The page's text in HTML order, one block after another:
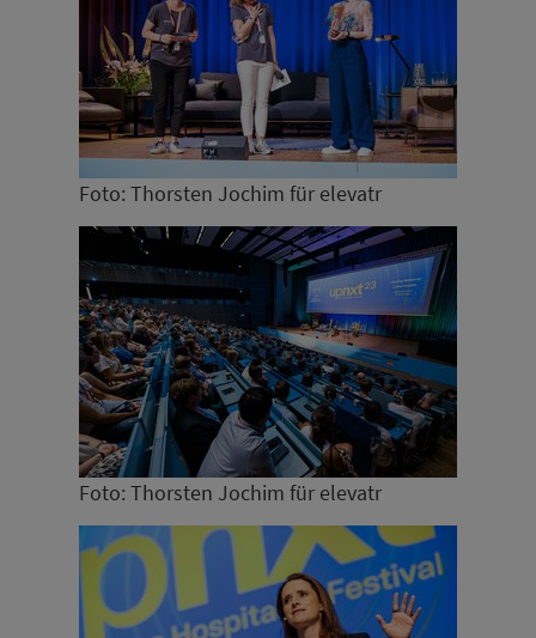
Foto: Thorsten Jochim für elevatr
Foto: Thorsten Jochim für elevatr